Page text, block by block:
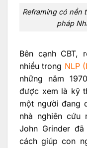
Reframing có nền
pháp
Bên cạnh CBT,
nhiều trong NLP
những năm
được xem là kỹ
một người đang
nhà nghiên cứu
John Grinder
cách giúp con